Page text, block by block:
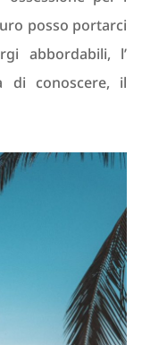
posso portarci
abbordabili, l’
di conoscere, il